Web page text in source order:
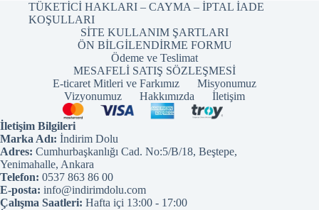
TÜKETİCİ HAKLARI – CAYMA – İPTAL İADE
KOŞULLARI
SİTE KULLANIM ŞARTLARI
ÖN BİLGİLENDİRME FORMU
Ödeme ve Teslimat
MESAFELİ SATIŞ SÖZLEŞMESİ
E-ticaret Mitleri ve Farkımız
Misyonumuz
Vizyonumuz
Hakkımızda İletişim
İletişim Bilgileri
Marka Adı: İndirim Dolu
Adres: Cumhurbaşkanlığı Cad. No:5/B/18, Beştepe,
Yenimahalle, Ankara
Telefon: 0537 863 86 00
E-posta: info@indirimdolu.com
Çalışma Saatleri: Hafta içi 13:00 - 17:00